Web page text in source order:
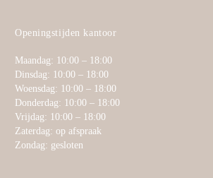
Openingstijden kantoor
Maandag: 10:00 – 18:00
Dinsdag: 10:00 – 18:00
Woensdag: 10:00 – 18:00
Donderdag: 10:00 – 18:00
Vrijdag: 10:00 – 18:00
Zaterdag: op afspraak
Zondag: gesloten